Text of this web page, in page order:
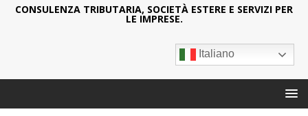
CONSULENZA TRIBUTARIA, SOCIETÀ ESTERE E SERVIZI PER
LE IMPRESE.
Italiano